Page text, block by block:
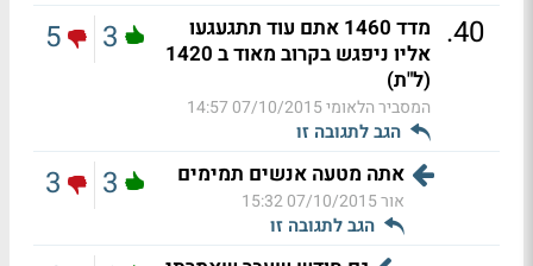
40
.
מדד 1460 אתם עוד תתגעגעו
אליו ניפגש בקרוב מאוד ב 1420
(ל"ת)
המסביר הלאומי07/10/2015 14:57
הגב לתגובה זו
3
5
אתה מטעה אנשים תמימים
אור07/10/2015 15:32
הגב לתגובה זו
3
3